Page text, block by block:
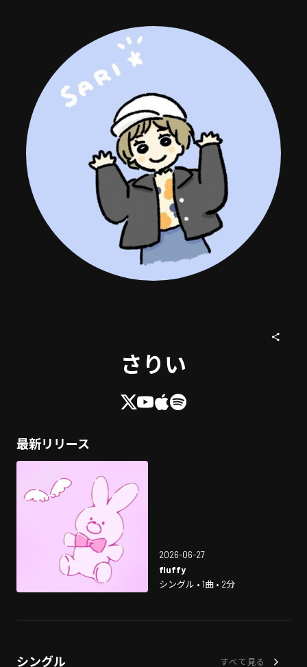
さりい
最新リリース
2026-06-27
fluffy
シングル • 1曲 • 2分
シングル すべて見る